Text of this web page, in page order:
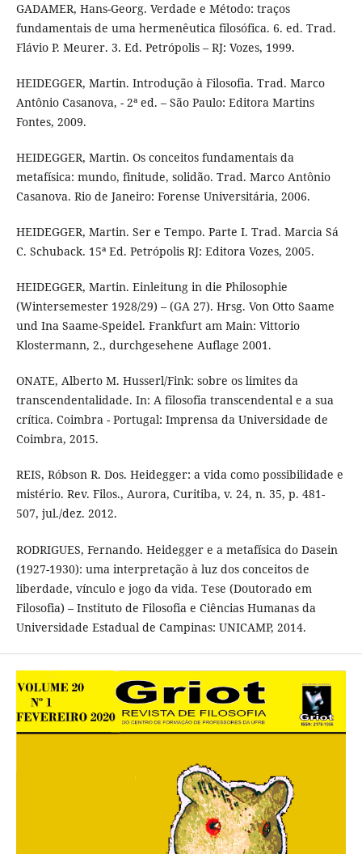
GADAMER, Hans-Georg. Verdade e Método: traços
fundamentais de uma hermenêutica filosófica. 6. ed. Trad.
Flávio P. Meurer. 3. Ed. Petrópolis – RJ: Vozes, 1999.
HEIDEGGER, Martin. Introdução à Filosofia. Trad. Marco
Antônio Casanova, - 2ª ed. – São Paulo: Editora Martins
Fontes, 2009.
HEIDEGGER, Martin. Os conceitos fundamentais da
metafísica: mundo, finitude, solidão. Trad. Marco Antônio
Casanova. Rio de Janeiro: Forense Universitária, 2006.
HEIDEGGER, Martin. Ser e Tempo. Parte I. Trad. Marcia Sá
C. Schuback. 15ª Ed. Petrópolis RJ: Editora Vozes, 2005.
HEIDEGGER, Martin. Einleitung in die Philosophie
(Wintersemester 1928/29) – (GA 27). Hrsg. Von Otto Saame
und Ina Saame-Speidel. Frankfurt am Main: Vittorio
Klostermann, 2., durchgesehene Auflage 2001.
ONATE, Alberto M. Husserl/Fink: sobre os limites da
transcendentalidade. In: A filosofia transcendental e a sua
crítica. Coimbra - Portugal: Imprensa da Universidade de
Coimbra, 2015.
REIS, Róbson R. Dos. Heidegger: a vida como possibilidade e
mistério. Rev. Filos., Aurora, Curitiba, v. 24, n. 35, p. 481-
507, jul./dez. 2012.
RODRIGUES, Fernando. Heidegger e a metafísica do Dasein
(1927-1930): uma interpretação à luz dos conceitos de
liberdade, vínculo e jogo da vida. Tese (Doutorado em
Filosofia) – Instituto de Filosofia e Ciências Humanas da
Universidade Estadual de Campinas: UNICAMP, 2014.